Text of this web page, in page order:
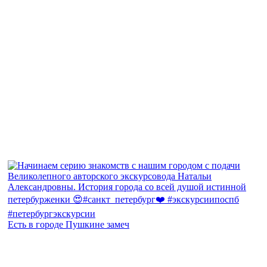
Есть в городе Пушкине замеч